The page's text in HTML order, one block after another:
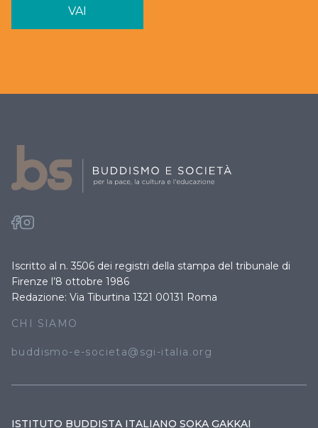
VAI
Iscritto al n. 3506 dei registri della stampa del tribunale di
Firenze l’8 ottobre 1986
Redazione: Via Tiburtina 1321 00131 Roma
CHI SIAMO
buddismo-e-societa@sgi-italia.org
ISTITUTO BUDDISTA ITALIANO SOKA GAKKAI